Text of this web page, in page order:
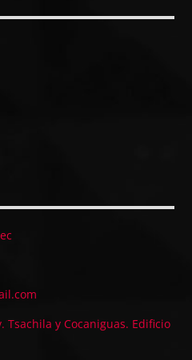
Tsachila y Cocaniguas. Edificio